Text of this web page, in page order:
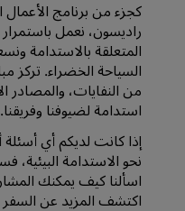
كجزء من برنامج
راديسون، نعمل
المتعلقة بالاستدامة
السياحة الخضراء. تركز
من النفايات، والمصادر
استدامة لضيوفنا وفريقنا.
إذا كانت لديكم أي
نحو الاستدامة البيئية،
اسألنا كيف يمكنك
اكتشف المزيد عن